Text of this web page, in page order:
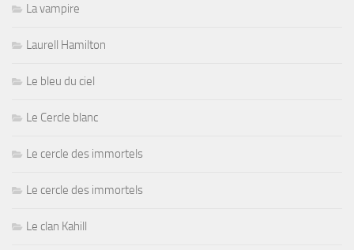
La vampire
Laurell Hamilton
Le bleu du ciel
Le Cercle blanc
Le cercle des immortels
Le cercle des immortels
Le clan Kahill